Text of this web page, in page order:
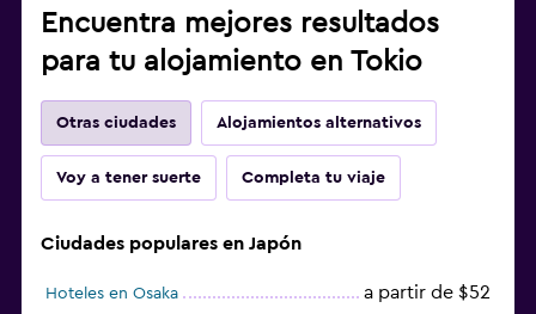
Encuentra mejores resultados
para tu alojamiento en Tokio
Otras ciudades Alojamientos alternativos
Voy a tener suerte Completa tu viaje
Ciudades populares en Japón
Hoteles en Osaka a partir de $52